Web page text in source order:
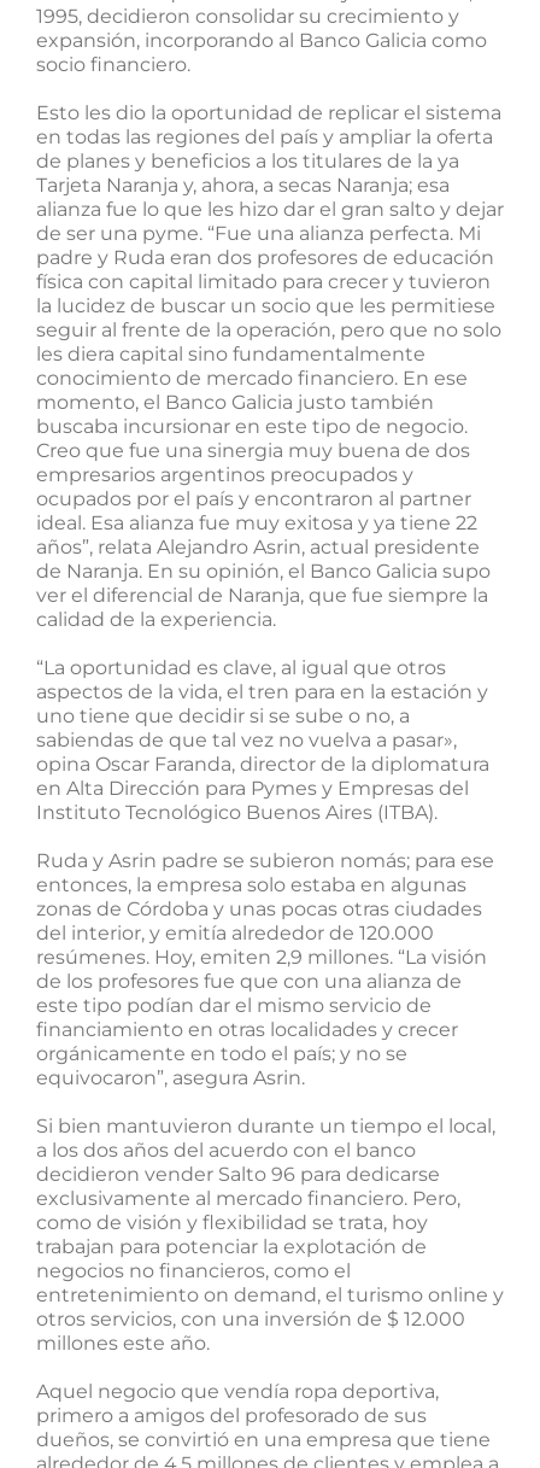
1995, decidieron consolidar su crecimiento y
expansión, incorporando al Banco Galicia como
socio financiero.
Esto les dio la oportunidad de replicar el sistema
en todas las regiones del país y ampliar la oferta
de planes y beneficios a los titulares de la ya
Tarjeta Naranja y, ahora, a secas Naranja; esa
alianza fue lo que les hizo dar el gran salto y dejar
de ser una pyme. “Fue una alianza perfecta. Mi
padre y Ruda eran dos profesores de educación
física con capital limitado para crecer y tuvieron
la lucidez de buscar un socio que les permitiese
seguir al frente de la operación, pero que no solo
les diera capital sino fundamentalmente
conocimiento de mercado financiero. En ese
momento, el Banco Galicia justo también
buscaba incursionar en este tipo de negocio.
Creo que fue una sinergia muy buena de dos
empresarios argentinos preocupados y
ocupados por el país y encontraron al partner
ideal. Esa alianza fue muy exitosa y ya tiene 22
años”, relata Alejandro Asrin, actual presidente
de Naranja. En su opinión, el Banco Galicia supo
ver el diferencial de Naranja, que fue siempre la
calidad de la experiencia.
“La oportunidad es clave, al igual que otros
aspectos de la vida, el tren para en la estación y
uno tiene que decidir si se sube o no, a
sabiendas de que tal vez no vuelva a pasar»,
opina Oscar Faranda, director de la diplomatura
en Alta Dirección para Pymes y Empresas del
Instituto Tecnológico Buenos Aires (ITBA).
Ruda y Asrin padre se subieron nomás; para ese
entonces, la empresa solo estaba en algunas
zonas de Córdoba y unas pocas otras ciudades
del interior, y emitía alrededor de 120.000
resúmenes. Hoy, emiten 2,9 millones. “La visión
de los profesores fue que con una alianza de
este tipo podían dar el mismo servicio de
financiamiento en otras localidades y crecer
orgánicamente en todo el país; y no se
equivocaron”, asegura Asrin.
Si bien mantuvieron durante un tiempo el local,
a los dos años del acuerdo con el banco
decidieron vender Salto 96 para dedicarse
exclusivamente al mercado financiero. Pero,
como de visión y flexibilidad se trata, hoy
trabajan para potenciar la explotación de
negocios no financieros, como el
entretenimiento on demand, el turismo online y
otros servicios, con una inversión de $ 12.000
millones este año.
Aquel negocio que vendía ropa deportiva,
primero a amigos del profesorado de sus
dueños, se convirtió en una empresa que tiene